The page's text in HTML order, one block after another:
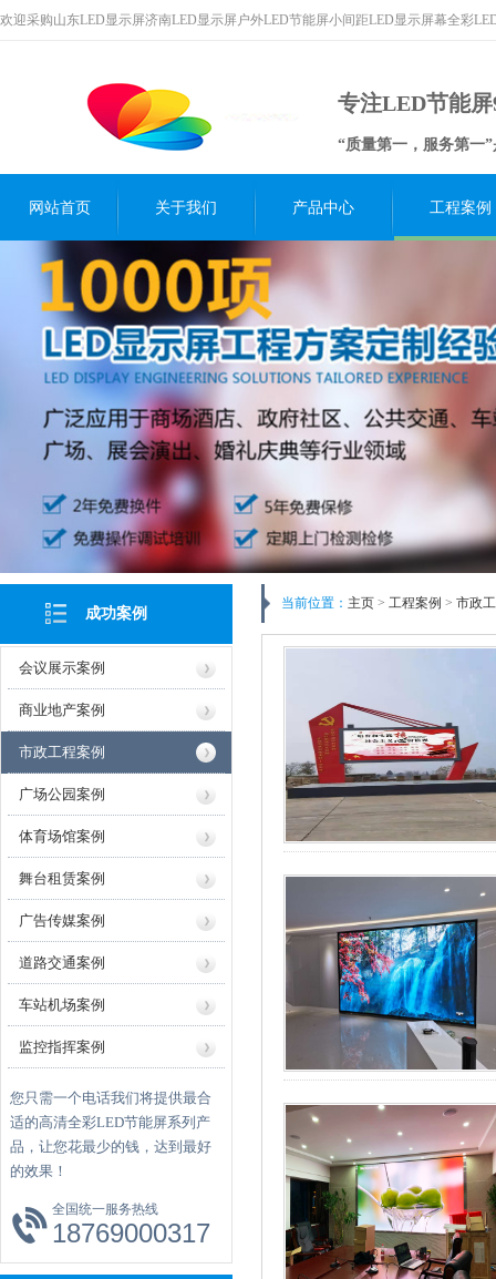
欢迎采购山东LED显示屏济南LED显示屏户外LED节能屏小间距LED显示屏幕全彩
专注LED节能
“质量第一，服务第一
网站首页 关于我们 产品中心 工程案例
成功案例
会议展示案例
商业地产案例
市政工程案例
广场公园案例
体育场馆案例
舞台租赁案例
广告传媒案例
道路交通案例
车站机场案例
监控指挥案例
您只需一个电话我们将提供最合
适的高清全彩LED节能屏系列产
品，让您花最少的钱，达到最好
的效果！
全国统一服务热线
18769000317
当前位置： 主页 > 工程案例 > 市政